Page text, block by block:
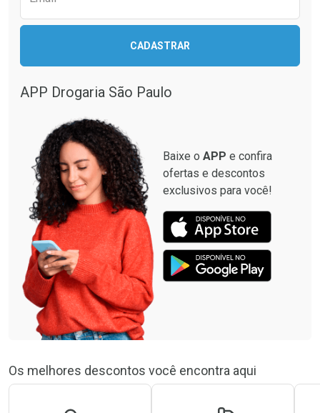
Comprar sem Desconto
Comprar sem Desconto
Por R$ 116,59/cada
CADASTRAR
APP Drogaria São Paulo
Baixe o APP e confira
ofertas e descontos
exclusivos para você!
Os melhores descontos você encontra aqui